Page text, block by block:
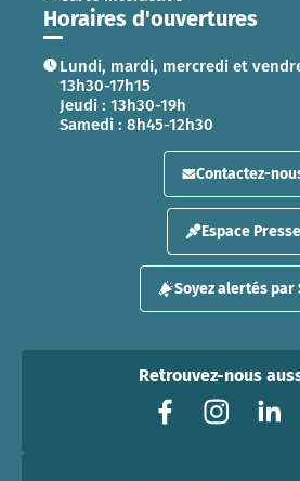
Horaires d'ouvertures
Lundi, mardi, mercredi et
13h30-17h15
Jeudi : 13h30-19h
Samedi : 8h45-12h30
Contactez-
Espace Presse
Soyez alertés par
Retrouvez-nous